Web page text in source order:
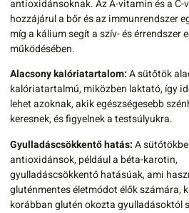
antioxidánsoknak. Az A-vitamin és a C-
hozzájárul a bőr és az immunrendszer
míg a kálium segít a szív- és érrendszer
működésében.
Alacsony kalóriatartalom:A sütőtök
kalóriatartalmú, miközben laktató, így
lehet azoknak, akik egészségesebb
keresnek, és figyelnek a testsúlyukra.
Gyulladáscsökkentő hatás:A
antioxidánsok, például a béta-karotin,
gyulladáscsökkentő hatásúak, ami
gluténmentes életmódot élők számára,
korábban glutén okozta gyulladásoktól